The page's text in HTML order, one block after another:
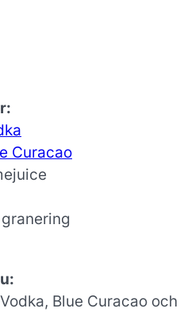
Curacao
Blue Curacao och